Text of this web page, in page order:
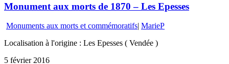
Monument aux morts de 1870 – Les Epesses
Monuments aux morts et commémoratifs| MarieP
Localisation à l'origine : Les Epesses ( Vendée )
5 février 2016